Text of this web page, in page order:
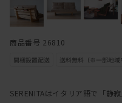
SERENITAはイタリア語で「静寂
商品番号 26810